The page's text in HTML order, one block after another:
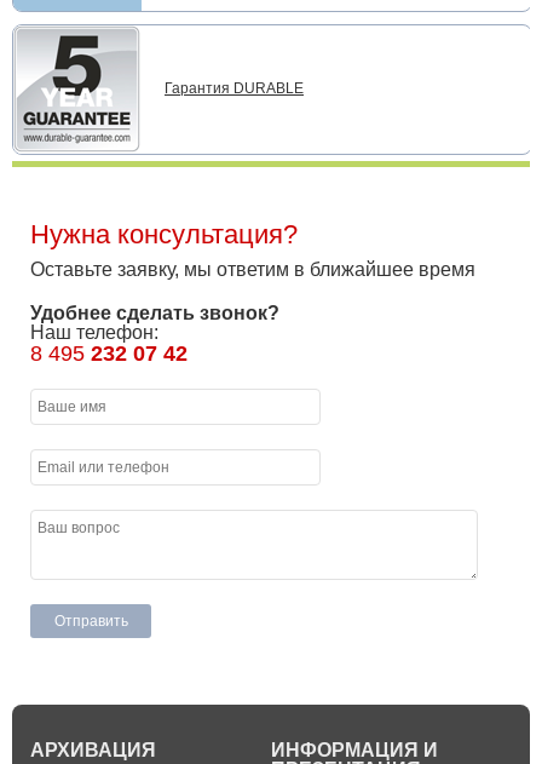
Гарантия DURABLE
Нужна консультация?
Оставьте заявку, мы ответим в ближайшее время
Удобнее сделать звонок?
Наш телефон:
8 495 232 07 42
АРХИВАЦИЯ
ИНФОРМАЦИЯ И